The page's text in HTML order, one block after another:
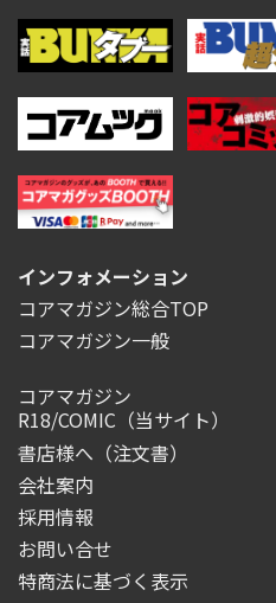
インフォメーション
コアマガジン総合TOP
コアマガジン一般
コアマガジン
R18/COMIC （当サイト）
書店様へ（注文書）
会社案内
採用情報
お問い合せ
特商法に基づく表示